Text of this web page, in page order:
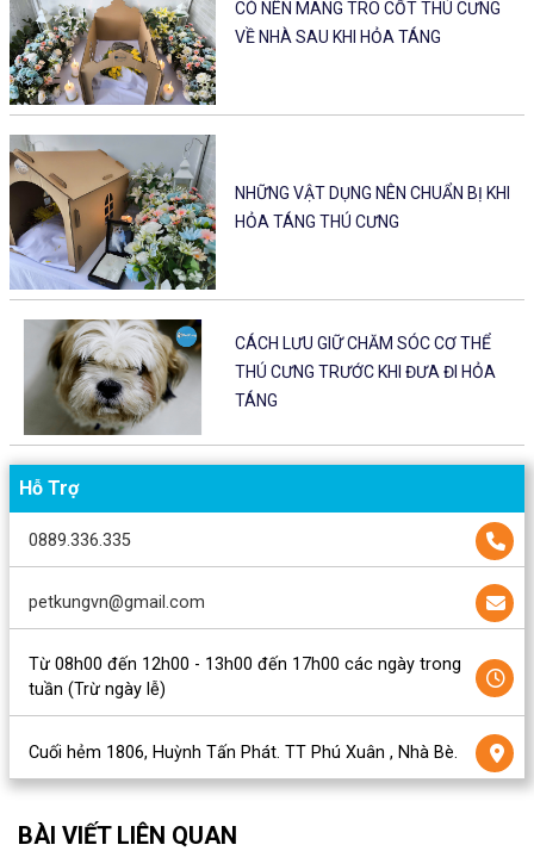
CÓ NÊN MANG TRO CỐT THÚ CƯNG
VỀ NHÀ SAU KHI HỎA TÁNG
NHỮNG VẬT DỤNG NÊN CHUẨN BỊ KHI
HỎA TÁNG THÚ CƯNG
CÁCH LƯU GIỮ CHĂM SÓC CƠ THỂ
THÚ CƯNG TRƯỚC KHI ĐƯA ĐI HỎA
TÁNG
Hỗ Trợ
0889.336.335
petkungvn@gmail.com
Từ 08h00 đến 12h00 - 13h00 đến 17h00 các ngày trong
tuần (Trừ ngày lễ)
Cuối hẻm 1806, Huỳnh Tấn Phát. TT Phú Xuân , Nhà Bè.
BÀI VIẾT LIÊN QUAN